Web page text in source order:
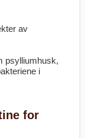
av
psylliumhusk,
i
for